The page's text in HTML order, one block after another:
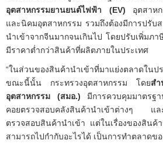
อุตสาหกรรมยานยนต์ไฟฟ้า (EV) อุตสาหก
และนิคมอุตสาหกรรม รวมถึงต้องมีการปรับ
นำเข้าจากจีนมากจนเกินไป โดยปรับเพิ่มภ
มีราคาต่ำกว่าสินค้าที่ผลิตภายในประเทศ
“ในส่วนของสินค้านำเข้าที่มาแย่งตลาดในป
ขณะนี้นั้น กระทรวงอุตสาหกรรม โดยส
อุตสาหกรรม (สมอ.) มีการควบคุมมาตรฐ
คอยตรวจสอบคลังสินค้านำเข้าต่างๆ แล
ตรวจสอบสินค้านำเข้า แต่ในเรื่องของสินค้
สามารถไปกำกับอะไรได้ เป็นการทำตลาดขอ